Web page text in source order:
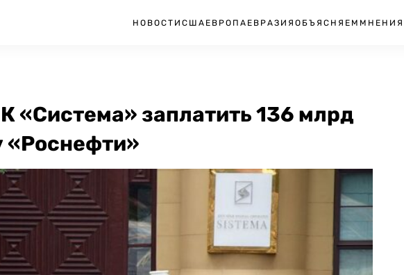
НОВОСТИ США ЕВРОПА ЕВРАЗИЯ ОБЪЯСНЯЕМ МНЕНИЯ
«Система» заплатить 136 млрд
«Роснефти»